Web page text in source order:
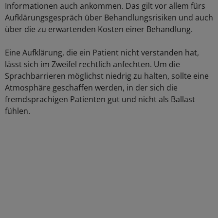
Informationen auch ankommen. Das gilt vor allem fürs
Aufklärungsgespräch über Behandlungsrisiken und auch
über die zu erwartenden Kosten einer Behandlung.
Eine Aufklärung, die ein Patient nicht verstanden hat,
lässt sich im Zweifel rechtlich anfechten. Um die
Sprachbarrieren möglichst niedrig zu halten, sollte eine
Atmosphäre geschaffen werden, in der sich die
fremdsprachigen Patienten gut und nicht als Ballast
fühlen.